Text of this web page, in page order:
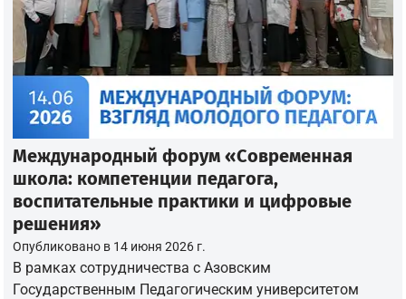
Международный форум «Современная
школа: компетенции педагога,
воспитательные практики и цифровые
решения»
Опубликовано в 14 июня 2026 г.
В рамках сотрудничества с Азовским
Государственным Педагогическим университетом